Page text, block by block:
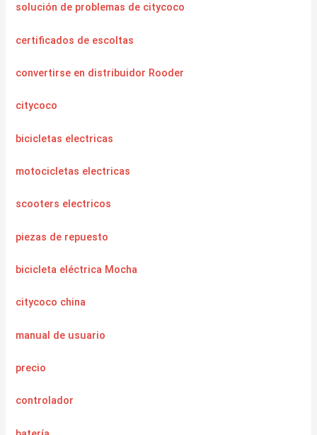
solución de problemas de citycoco
certificados de escoltas
convertirse en distribuidor Rooder
citycoco
bicicletas electricas
motocicletas electricas
scooters electricos
piezas de repuesto
bicicleta eléctrica Mocha
citycoco china
manual de usuario
precio
controlador